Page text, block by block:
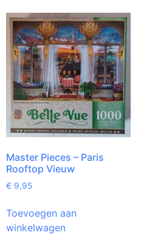
Master Pieces – Paris
Rooftop Vieuw
€ 9,95
Toevoegen aan
winkelwagen